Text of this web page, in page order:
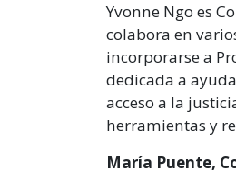
Yvonne Ngo es
colabora en
incorporarse a
dedicada a
acceso a la
herramientas y
María Puente,